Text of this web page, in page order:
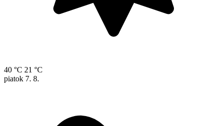
40 °C 21 °C
piatok 7. 8.